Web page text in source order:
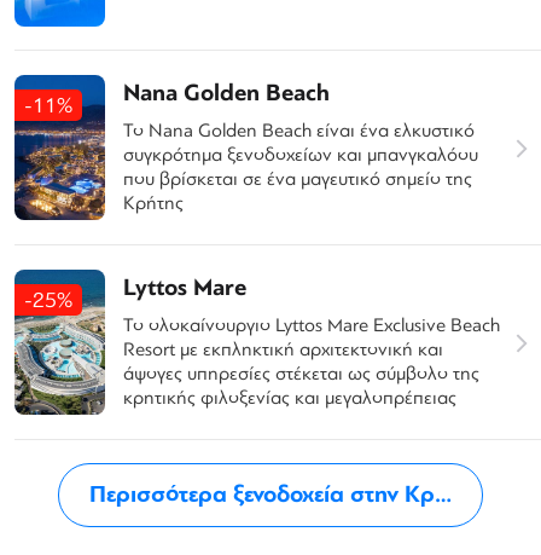
-11% Nana Golden Beach
Το Nana Golden Beach είναι ένα ελκυστικό
συγκρότημα ξενοδοχείων και μπανγκαλόου
που βρίσκεται σε ένα μαγευτικό σημείο της
Κρήτης
-25% Lyttos Mare
Το ολοκαίνουργιο Lyttos Mare Exclusive Beach
Resort με εκπληκτική αρχιτεκτονική και
άψογες υπηρεσίες στέκεται ως σύμβολο της
κρητικής φιλοξενίας και μεγαλοπρέπειας
Περισσότερα ξενοδοχεία στην Κρήτη